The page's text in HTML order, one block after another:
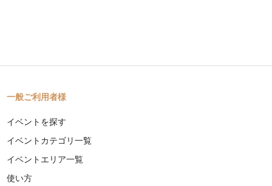
一般ご利用者様
イベントを探す
イベントカテゴリ一覧
イベントエリア一覧
使い方